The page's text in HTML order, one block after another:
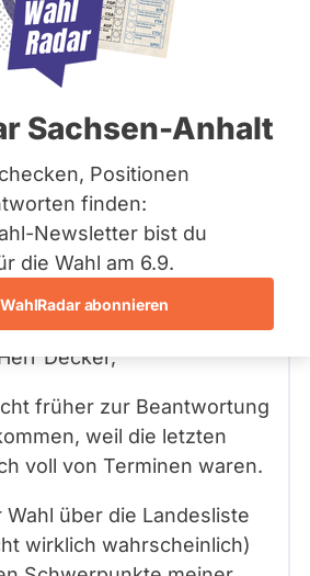
Vorpommern
Holstein
Spenden
Sachsen-Anhalt
Positionen
finden:
Newsletter bist du
die Wahl am 6.9.
abonnieren
weil
aktive
23.08.2005
Bigus von
Martin D.
Sicherheit
würden, was wäre
Ihrer parlamentarischen
Joachim Bigus
Decker,
früher zur Beantwortung
weil die letzten
voll von Terminen waren.
Wahl über die Landesliste
wirklich wahrscheinlich)